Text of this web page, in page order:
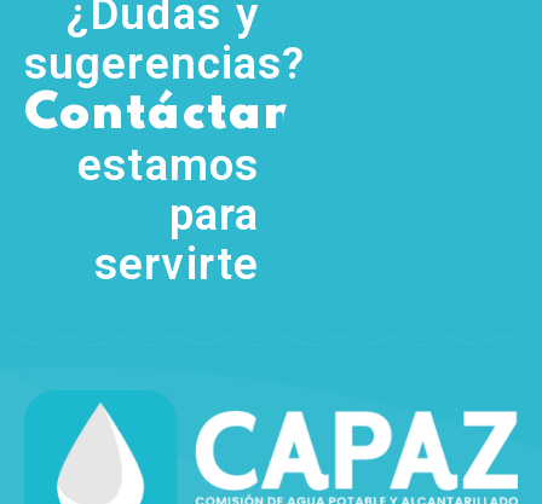
¿Dudas y
sugerencias?
Contáctanos
estamos
para
servirte